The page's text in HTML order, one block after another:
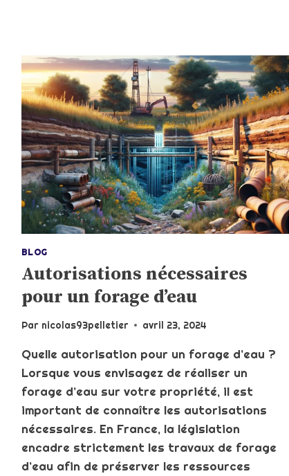
BLOG
Autorisations nécessaires
pour un forage d’eau
Par nicolas93pelletier avril 23, 2024
Quelle autorisation pour un forage d’eau ?
Lorsque vous envisagez de réaliser un
forage d’eau sur votre propriété, il est
important de connaître les autorisations
nécessaires. En France, la législation
encadre strictement les travaux de forage
d’eau afin de préserver les ressources